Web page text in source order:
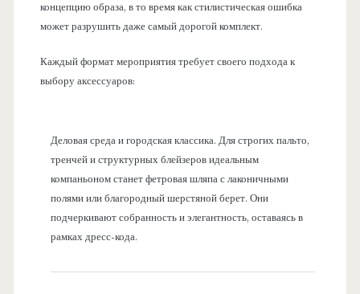
концепцию образа, в то время как стилистическая ошибка
может разрушить даже самый дорогой комплект.
Каждый формат мероприятия требует своего подхода к
выбору аксессуаров:
Деловая среда и городская классика. Для строгих пальто,
тренчей и структурных блейзеров идеальным
компаньоном станет фетровая шляпа с лаконичными
полями или благородный шерстяной берет. Они
подчеркивают собранность и элегантность, оставаясь в
рамках дресс-кода.